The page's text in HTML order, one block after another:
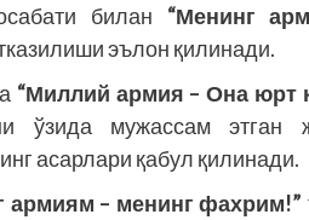
билан “Менинг
эълон қилинади.
“Миллий армия – Она юрт
ўзида мужассам этган
асарлари қабул қилинади.
армиям – менинг фахрим!”